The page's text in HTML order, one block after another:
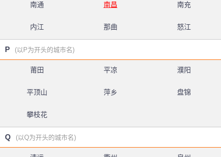
南通 南昌 南充
内江 那曲 怒江
P (以P为开头的城市名)
莆田 平凉 濮阳
平顶山 萍乡 盘锦
攀枝花
Q (以Q为开头的城市名)